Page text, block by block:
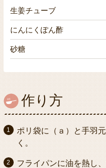
生姜チューブ
にんにくぽん酢
砂糖
作り方
ポリ袋に（ａ）と手羽
く。
フライパンに油を熱し